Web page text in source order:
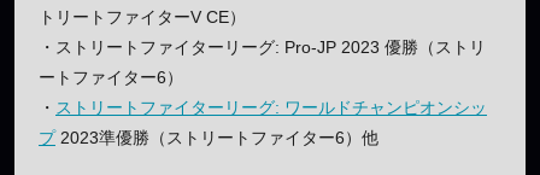
トリートファイターV CE）
・ストリートファイターリーグ: Pro-JP 2023 優勝（ストリ
ートファイター6）
・ ストリートファイターリーグ: ワールドチャンピオンシッ
プ2023準優勝（ストリートファイター6）他